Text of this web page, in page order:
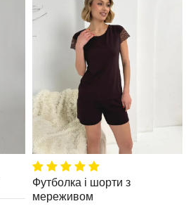
Футболка і шорти з
мереживом